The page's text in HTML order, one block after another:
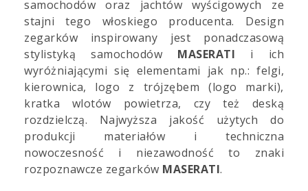
samochodów oraz jachtów wyścigowych ze
stajni tego włoskiego producenta. Design
zegarków inspirowany jest ponadczasową
stylistyką samochodów MASERATI i ich
wyróżniającymi się elementami jak np.: felgi,
kierownica, logo z trójzębem (logo marki),
kratka wlotów powietrza, czy też deską
rozdzielczą. Najwyższa jakość użytych do
produkcji materiałów i techniczna
nowoczesność i niezawodność to znaki
rozpoznawcze zegarków MASERATI.